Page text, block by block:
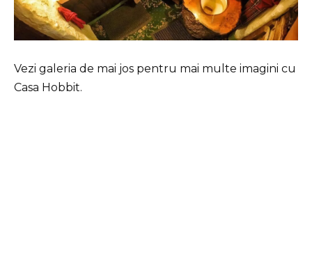
Vezi galeria de mai jos pentru mai multe imagini cu
Casa Hobbit.